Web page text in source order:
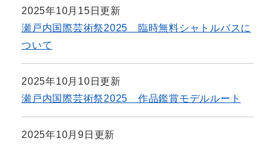
2025年10月15日更新
瀬戸内国際芸術祭2025 臨時無料シャトルバスに
ついて
2025年10月10日更新
瀬戸内国際芸術祭2025 作品鑑賞モデルルート
2025年10月9日更新